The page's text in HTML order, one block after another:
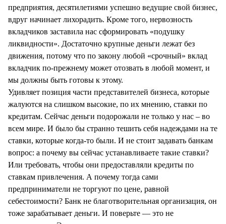
предприятия, десятилетиями успешно ведущие свой бизнес,
вдруг начинает лихорадить. Кроме того, нервозность
вкладчиков заставила нас сформировать «подушку
ликвидности». Достаточно крупные деньги лежат без
движения, потому что по закону любой «срочный» вклад
вкладчик по-прежнему может отозвать в любой момент, и
мы должны быть готовы к этому.
Удивляет позиция части представителей бизнеса, которые
жалуются на слишком высокие, по их мнению, ставки по
кредитам. Сейчас деньги подорожали не только у нас – во
всем мире. И было бы странно тешить себя надеждами на те
ставки, которые когда-то были. И не стоит задавать банкам
вопрос: а почему вы сейчас устанавливаете такие ставки?
Или требовать, чтобы они предоставляли кредиты по
ставкам привлечения. А почему тогда сами
предприниматели не торгуют по цене, равной
себестоимости? Банк не благотворительная организация, он
тоже зарабатывает деньги. И поверьте — это не